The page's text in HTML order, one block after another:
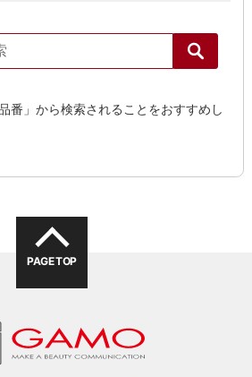
番」から検索されることをおすすめし
PAGE TOP